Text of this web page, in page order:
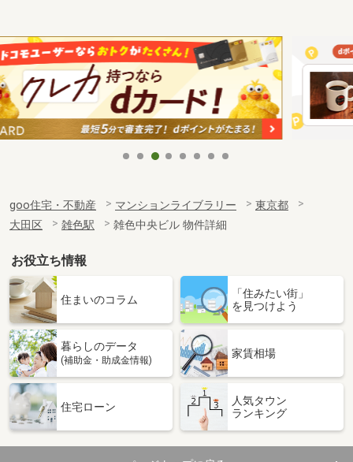
goo住宅・不動産 マンションライブラリー
東京都
大田区
雑色駅 雑色中央ビル 物件詳細
お役立ち情報
住まいのコラム
「住みたい街」
を見つけよう
暮らしのデータ
(補助金・助成金情報)
家賃相場
住宅ローン
人気タウン
ランキング